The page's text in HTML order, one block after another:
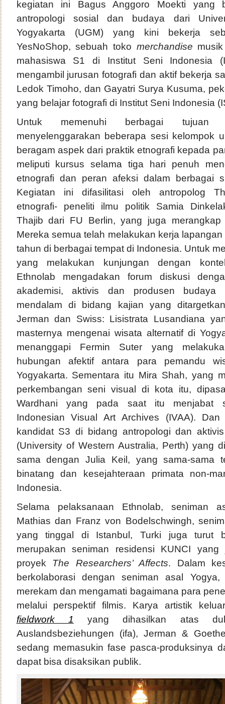
kegiatan ini Bagus Anggoro Moekti yang
antropologi sosial dan budaya dari
Yogyakarta (UGM) yang kini bekerja
YesNoShop, sebuah toko merchandise
mahasiswa S1 di Institut Seni Indonesia
mengambil jurusan fotografi dan aktif bekerja
Ledok Timoho, dan Gayatri Surya Kusuma,
yang belajar fotografi di Institut Seni Indonesia
Untuk memenuhi berbagai tujuan
menyelenggarakan beberapa sesi kelompok
beragam aspek dari praktik etnografi kepada
meliputi kursus selama tiga hari penuh
etnografi dan peran afeksi dalam berbagai
Kegiatan ini difasilitasi oleh antropolog
etnografi- peneliti ilmu politik Samia
Thajib dari FU Berlin, yang juga merangkap
Mereka semua telah melakukan kerja
tahun di berbagai tempat di Indonesia. Untuk
yang melakukan kunjungan dengan
Ethnolab mengadakan forum diskusi
akademisi, aktivis dan produsen budaya
mendalam di bidang kajian yang
Jerman dan Swiss: Lisistrata Lusandiana
masternya mengenai wisata alternatif di
menanggapi Fermin Suter yang
hubungan afektif antara para pemandu
Yogyakarta. Sementara itu Mira Shah, yang
perkembangan seni visual di kota itu,
Wardhani yang pada saat itu menjabat
Indonesian Visual Art Archives (IVAA).
kandidat S3 di bidang antropologi dan
(University of Western Australia, Perth) yang
sama dengan Julia Keil, yang sama-sama
binatang dan kesejahteraan primata non-
Indonesia.
Selama pelaksanaan Ethnolab, seniman
Mathias dan Franz von Bodelschwingh,
yang tinggal di Istanbul, Turki juga turut
merupakan seniman residensi KUNCI
proyek The Researchers’ Affects. Dalam
berkolaborasi dengan seniman asal
merekam dan mengamati bagaimana para
melalui perspektif filmis. Karya artistik
fieldwork 1 yang dihasilkan atas
Auslandsbeziehungen (ifa), Jerman &
sedang memasukin fase pasca-produksinya
dapat bisa disaksikan publik.